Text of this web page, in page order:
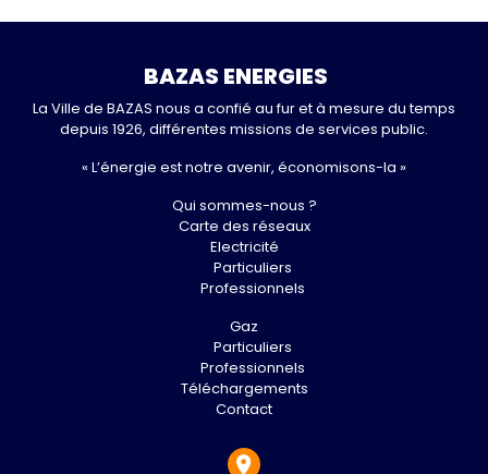
BAZAS ENERGIES
La Ville de BAZAS nous a confié au fur et à mesure du temps
depuis 1926, différentes missions de services public.
« L’énergie est notre avenir, économisons-la »
Qui sommes-nous ?
Carte des réseaux
Electricité
Particuliers
Professionnels
Gaz
Particuliers
Professionnels
Téléchargements
Contact